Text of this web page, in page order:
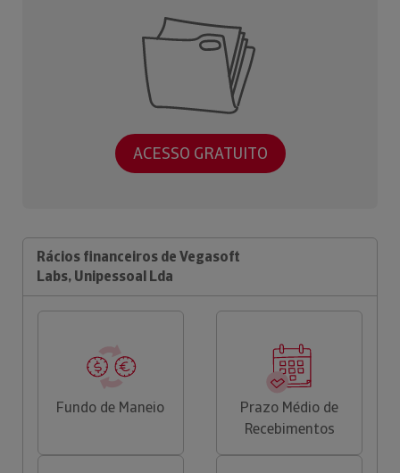
ACESSO GRATUITO
Rácios financeiros de Vegasoft
Labs, Unipessoal Lda
Fundo de Maneio
Prazo Médio de
Recebimentos